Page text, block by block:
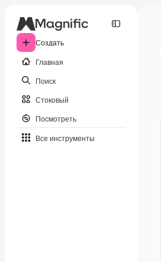
Создать
Главная
Поиск
Стоковый
Посмотреть
Все инструменты